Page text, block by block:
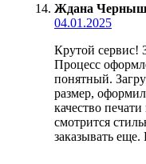
Ждана
04.01.2025
Крутой сервис!
Процесс
понятный.
размер,
качество
смотрится
заказывать